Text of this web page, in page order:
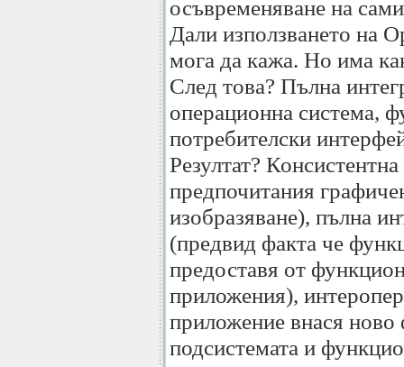
осъвременяване на
Дали използването на
мога да кажа. Но има
След това? Пълна
операционна система,
потребителски
Резултат?
предпочитания
изобразяване), пълна
(предвид факта че
предоставя от
приложения),
приложение внася
подсистемата и